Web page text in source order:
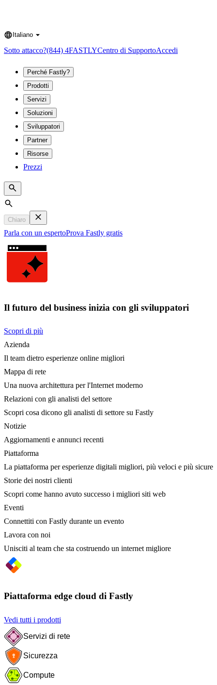
Language
Italiano
Sotto attacco?(844) 4FASTLYCentro di SupportoAccedi
Perché Fastly?
Prodotti
Servizi
Soluzioni
Sviluppatori
Partner
Risorse
Prezzi
Search
Chiaro
Parla con un espertoProva Fastly gratis
Il futuro del business inizia con gli sviluppatori
Scopri di più
Azienda
Il team dietro esperienze online migliori
Mappa di rete
Una nuova architettura per l'Internet moderno
Relazioni con gli analisti del settore
Scopri cosa dicono gli analisti di settore su Fastly
Notizie
Aggiornamenti e annunci recenti
Piattaforma
La piattaforma per esperienze digitali migliori, più veloci e più sicure
Storie dei nostri clienti
Scopri come hanno avuto successo i migliori siti web
Eventi
Connettiti con Fastly durante un evento
Lavora con noi
Unisciti al team che sta costruendo un internet migliore
Piattaforma edge cloud di Fastly
Vedi tutti i prodotti
Servizi di rete
Sicurezza
Compute